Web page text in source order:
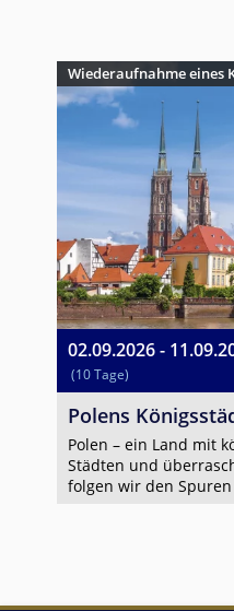
Wiederaufnahme eines
02.09.2026 -
(10 Tage)
Polens
Polen – ein Land mit
Städten und
folgen wir den